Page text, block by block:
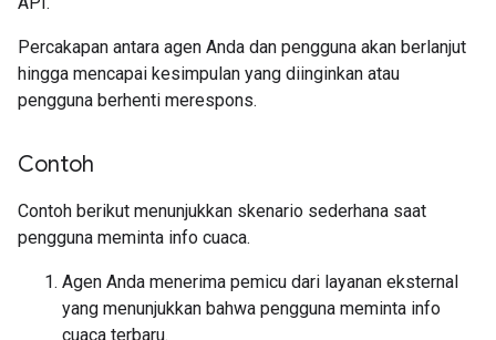
Percakapan antara agen Anda dan pengguna akan berlanjut
hingga mencapai kesimpulan yang diinginkan atau
pengguna berhenti merespons.
Contoh
Contoh berikut menunjukkan skenario sederhana saat
pengguna meminta info cuaca.
Agen Anda menerima pemicu dari layanan eksternal
yang menunjukkan bahwa pengguna meminta info
cuaca terbaru.